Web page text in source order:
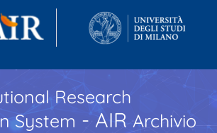
Research
System - AIR Archivio